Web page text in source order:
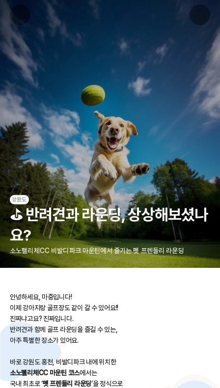
강원도
⛳ 반려견과 라운딩, 상상해보셨나
요?
소노펠리체CC 비발디파크 마운틴에서 즐기는 펫 프렌들리 라운딩
안녕하세요, 마중입니다!
이제 강아지랑 골프장도 같이 갈 수 있어요!!
진짜냐고요? 진짜입니다.
반려견과 함께 골프 라운딩을 즐길 수 있는,
아주 특별한 장소가 있어요.
바로 강원도 홍천, 비발디파크 내에 위치한
소노펠리체CC 마운틴 코스에서는
국내 최초로 ‘펫 프렌들리 라운딩’을 정식으로